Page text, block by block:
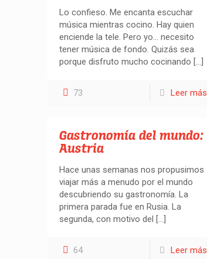
Lo confieso. Me encanta escuchar
música mientras cocino. Hay quien
enciende la tele. Pero yo… necesito
tener música de fondo. Quizás sea
porque disfruto mucho cocinando […]
73 Leer más
Gastronomía del mundo:
Austria
Hace unas semanas nos propusimos
viajar más a menudo por el mundo
descubriendo su gastronomía. La
primera parada fue en Rusia. La
segunda, con motivo del […]
64 Leer más